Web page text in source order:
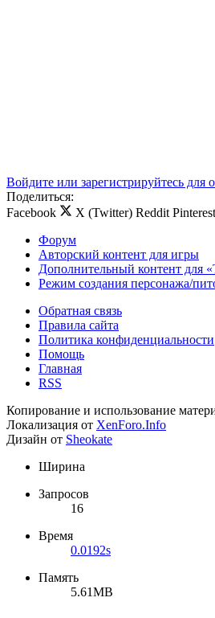
Войдите или зарегистрируйтесь для
Поделиться:
Facebook
X (Twitter) Reddit Pinterest
Форум
Авторский контент для игры
Дополнительный контент для
Режим создания персонажа/
Обратная связь
Правила сайта
Политика конфиденциальности
Помощь
Главная
RSS
Копирование и использование
Локализация от XenForo.Info
Дизайн от Sheokate
Ширина
Запросов
16
Время
0.0192s
Память
5.61MB